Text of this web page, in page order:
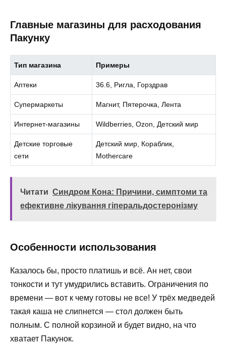
Главные магазины для расходования
Пакунку
Тип магазина Примеры
Аптеки 36.6, Ригла, Горздрав
Супермаркеты Магнит, Пятерочка, Лента
Интернет-магазины Wildberries, Ozon, Детский мир
Детские торговые
сети
Детский мир, Кораблик,
Mothercare
Читати Синдром Кона: Причини, симптоми та
ефективне лікування гіперальдостеронізму
Особенности использования
Казалось бы, просто платишь и всё. Ан нет, свои
тонкости и тут умудрились вставить. Ограничения по
времени — вот к чему готовы не все! У трёх медведей
такая каша не слипнется — стол должен быть
полным. С полной корзиной и будет видно, на что
хватает Пакунок.